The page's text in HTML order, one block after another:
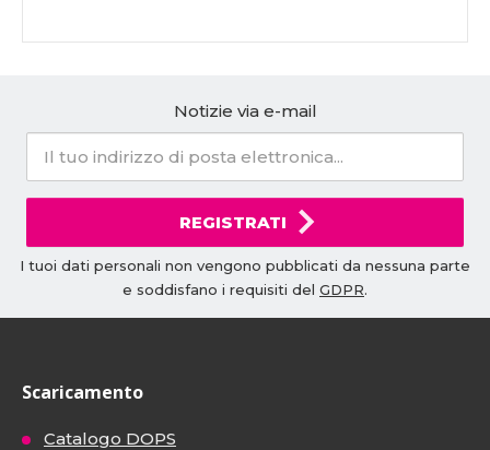
Notizie via e-mail
REGISTRATI
I tuoi dati personali non vengono pubblicati da nessuna parte
e soddisfano i requisiti del GDPR.
Scaricamento
Catalogo DOPS